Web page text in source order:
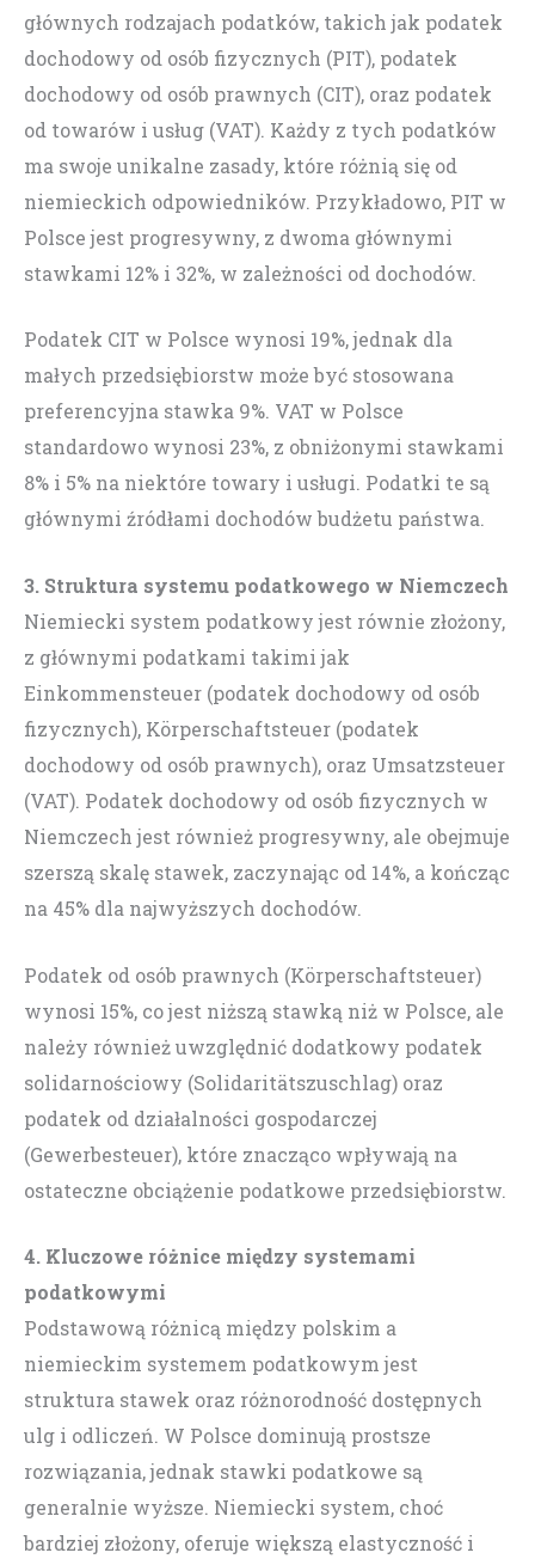
głównych rodzajach podatków, takich jak podatek
dochodowy od osób fizycznych (PIT), podatek
dochodowy od osób prawnych (CIT), oraz podatek
od towarów i usług (VAT). Każdy z tych podatków
ma swoje unikalne zasady, które różnią się od
niemieckich odpowiedników. Przykładowo, PIT w
Polsce jest progresywny, z dwoma głównymi
stawkami 12% i 32%, w zależności od dochodów.
Podatek CIT w Polsce wynosi 19%, jednak dla
małych przedsiębiorstw może być stosowana
preferencyjna stawka 9%. VAT w Polsce
standardowo wynosi 23%, z obniżonymi stawkami
8% i 5% na niektóre towary i usługi. Podatki te są
głównymi źródłami dochodów budżetu państwa.
3. Struktura systemu podatkowego w Niemczech
Niemiecki system podatkowy jest równie złożony,
z głównymi podatkami takimi jak
Einkommensteuer (podatek dochodowy od osób
fizycznych), Körperschaftsteuer (podatek
dochodowy od osób prawnych), oraz Umsatzsteuer
(VAT). Podatek dochodowy od osób fizycznych w
Niemczech jest również progresywny, ale obejmuje
szerszą skalę stawek, zaczynając od 14%, a kończąc
na 45% dla najwyższych dochodów.
Podatek od osób prawnych (Körperschaftsteuer)
wynosi 15%, co jest niższą stawką niż w Polsce, ale
należy również uwzględnić dodatkowy podatek
solidarnościowy (Solidaritätszuschlag) oraz
podatek od działalności gospodarczej
(Gewerbesteuer), które znacząco wpływają na
ostateczne obciążenie podatkowe przedsiębiorstw.
4. Kluczowe różnice między systemami
podatkowymi
Podstawową różnicą między polskim a
niemieckim systemem podatkowym jest
struktura stawek oraz różnorodność dostępnych
ulg i odliczeń. W Polsce dominują prostsze
rozwiązania, jednak stawki podatkowe są
generalnie wyższe. Niemiecki system, choć
bardziej złożony, oferuje większą elastyczność i